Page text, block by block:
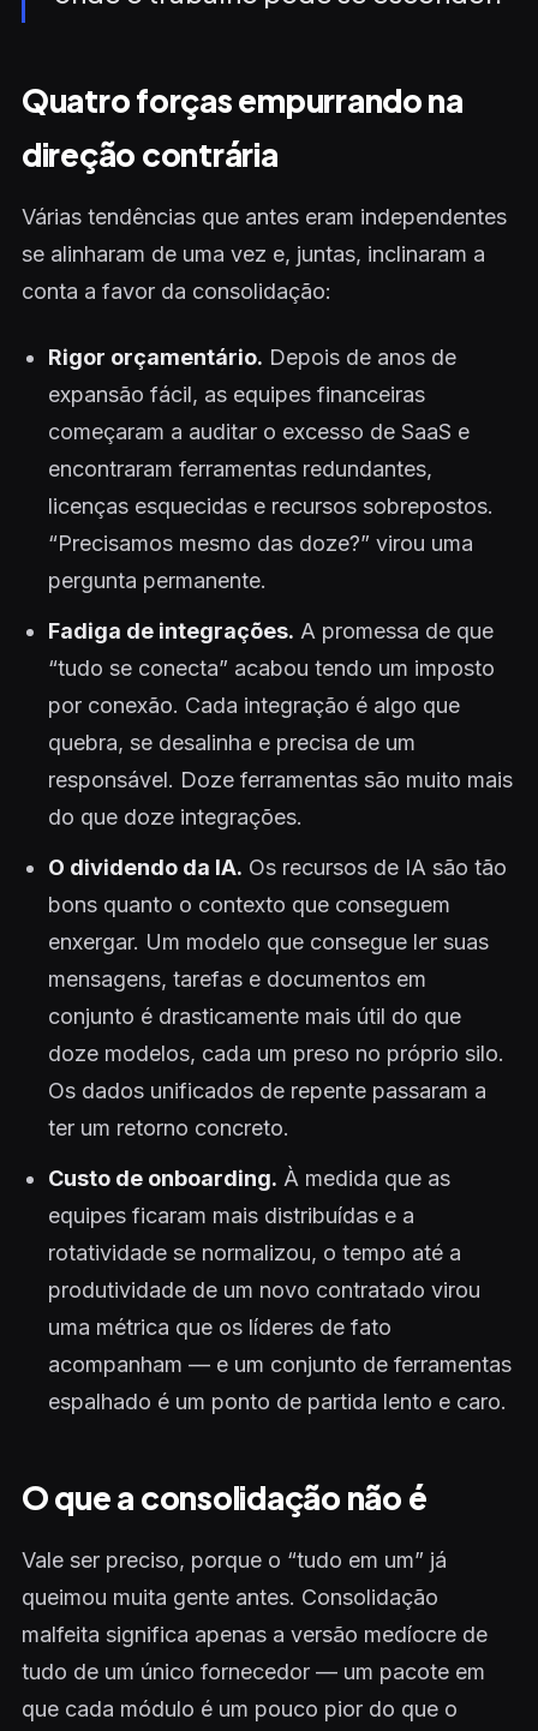
Quatro forças empurrando na
direção contrária
Várias tendências que antes eram independentes
se alinharam de uma vez e, juntas, inclinaram a
conta a favor da consolidação:
Rigor orçamentário. Depois de anos de
expansão fácil, as equipes financeiras
começaram a auditar o excesso de SaaS e
encontraram ferramentas redundantes,
licenças esquecidas e recursos sobrepostos.
“Precisamos mesmo das doze?” virou uma
pergunta permanente.
Fadiga de integrações. A promessa de que
“tudo se conecta” acabou tendo um imposto
por conexão. Cada integração é algo que
quebra, se desalinha e precisa de um
responsável. Doze ferramentas são muito mais
do que doze integrações.
O dividendo da IA. Os recursos de IA são tão
bons quanto o contexto que conseguem
enxergar. Um modelo que consegue ler suas
mensagens, tarefas e documentos em
conjunto é drasticamente mais útil do que
doze modelos, cada um preso no próprio silo.
Os dados unificados de repente passaram a
ter um retorno concreto.
Custo de onboarding. À medida que as
equipes ficaram mais distribuídas e a
rotatividade se normalizou, o tempo até a
produtividade de um novo contratado virou
uma métrica que os líderes de fato
acompanham — e um conjunto de ferramentas
espalhado é um ponto de partida lento e caro.
O que a consolidação não é
Vale ser preciso, porque o “tudo em um” já
queimou muita gente antes. Consolidação
malfeita significa apenas a versão medíocre de
tudo de um único fornecedor — um pacote em
que cada módulo é um pouco pior do que o